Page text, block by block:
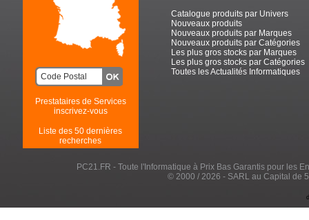
Prestataires de Services
inscrivez-vous
Liste des 50 dernières
recherches
Catalogue produits par Univers
Nouveaux produits
Nouveaux produits par Marques
Nouveaux produits par Catégories
Les plus gros stocks par Marques
Les plus gros stocks par Catégories
Toutes les Actualités Informatiques
PC21.FR - Toute l'Informatique à Prix Bas Garantis pour les
© 2000 / 2026 - SARL au Capital de